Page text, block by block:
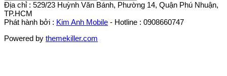
Địa chỉ : 529/23 Huỳnh Văn Bánh, Phường 14, Quận Phú Nhuận,
TP.HCM
Phát hành bởi : Kim Anh Mobile - Hotline : 0908660747
Powered by themekiller.com